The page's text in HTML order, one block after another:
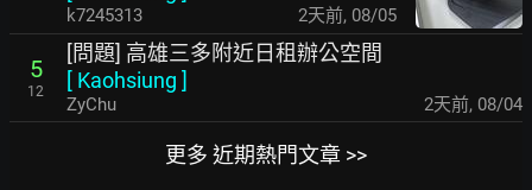
k7245313 2天前, 08/05
5
12
[問題] 高雄三多附近日租辦公空間
[ Kaohsiung ]
ZyChu 2天前, 08/04
更多 近期熱門文章 >>